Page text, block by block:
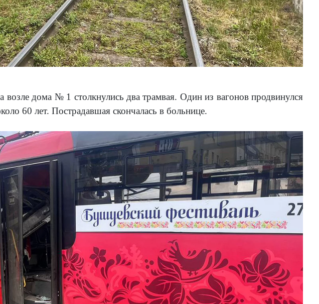
возле дома № 1 столкнулись два трамвая. Один из вагонов продвинулся
60 лет. Пострадавшая скончалась в больнице.